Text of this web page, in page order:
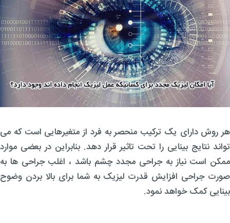
هر روش دارای یک ترکیب منحصر به فرد از متغیرهایی است که می
تواند نتایج بینایی را تحت تاثیر قرار دهد. بنابراین در بعضی موارد
ممکن است نیاز به جراحی مجدد چشم باشد ، اغلب جراحی ها به
صورت جراحی افزایش قدرت لیزیک به شما برای بالا بردن وضوح
بینایی کمک خواهد نمود.